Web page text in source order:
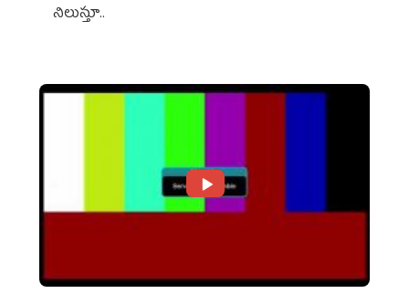
నిలుస్తూ..